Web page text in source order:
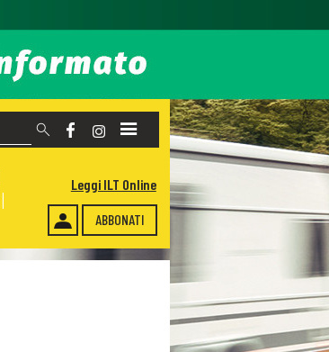
ABBONATI
Leggi ILT Online